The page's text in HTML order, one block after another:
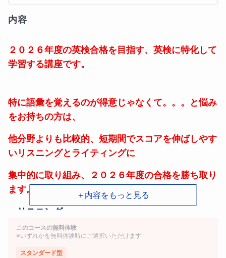
内容
２０２６年度の英検合格を目指す、英検に特化して
学習する講座です。
特に語彙を覚えるのが得意じゃなくて。。。と悩み
をお持ちの方は、
他分野よりも比較的、短期間でスコアを伸ばしやす
いリスニングとライティングに
集中的に取り組み、２０２６年度の合格を勝ち取り
ます。
＜リスニング＞
市販のテキストを使用します。効率よく学習できる
ように授業では
＋内容をもっと見る
このコースの無料体験
※いずれかを無料体験時にご選択いただけます
スタンダード型